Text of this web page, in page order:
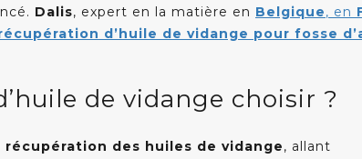
Dalis, expert en la matière en Belgique, en
d’huile de vidange pour fosse
de vidange choisir ?
des huiles de vidange, allant